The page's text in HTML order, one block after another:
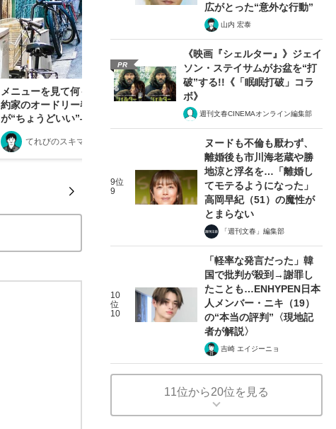
メニューを見て何も注文しないまま店を出て…超節
約家のオードリー春日が自腹「せんべろ」する番組
が“ちょうどいい”――てれびのスキマ「テレビ健康
診断」
てれびのスキマ 2026/07/15
広がとった“意外な行動”
山内 宏泰
PR
《映画『シェルター』》ジェイ
ソン・ステイサムがお盆を“打
破”する!!《「眠眠打破」コラ
ボ》
週刊文春CINEMAオンライン編集部
9位
9
ヌードも不倫も厭わず、
離婚後も市川海老蔵や勝
地涼と浮名を…「離婚し
てモテるようになった」
高岡早紀（51）の魔性が
とまらない
「週刊文春」編集部
10
位
10
「軽率な発言だった」韓
国で批判が殺到→謝罪し
たことも…ENHYPEN日本
人メンバー・ニキ（19）
の“本当の評判”〈現地記
者が解説〉
吉崎 エイジーニョ
11位から20位を見る